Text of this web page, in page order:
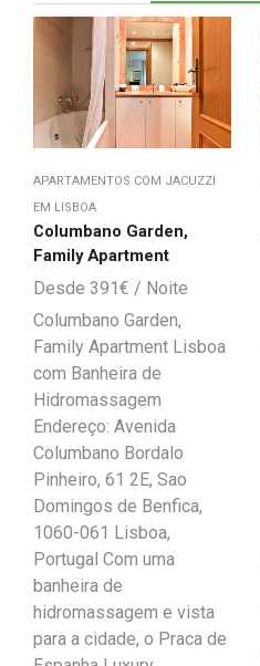
APARTAMENTOS COM JACUZZI
EM LISBOA
Columbano Garden,
Family Apartment
391 €
Columbano Garden,
Family Apartment Lisboa
com Banheira de
Hidromassagem
Endereço: Avenida
Columbano Bordalo
Pinheiro, 61 2E, Sao
Domingos de Benfica,
1060-061 Lisboa,
Portugal Com uma
banheira de
hidromassagem e vista
para a cidade, o Praca de